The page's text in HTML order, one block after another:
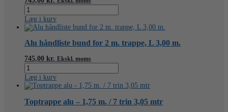
Alu
håndliste
bund
for
2
m.
trappe,
L
3,05
m.
antal
Læg i kurv
Alu håndliste bund for 2 m. trappe, L 3,00 m.
745,00 kr. Ekskl. moms
Alu
håndliste
bund
for
2
m.
Læg i kurv
Toptrappe alu – 1,75 m. / 7 trin 3,05 mtr